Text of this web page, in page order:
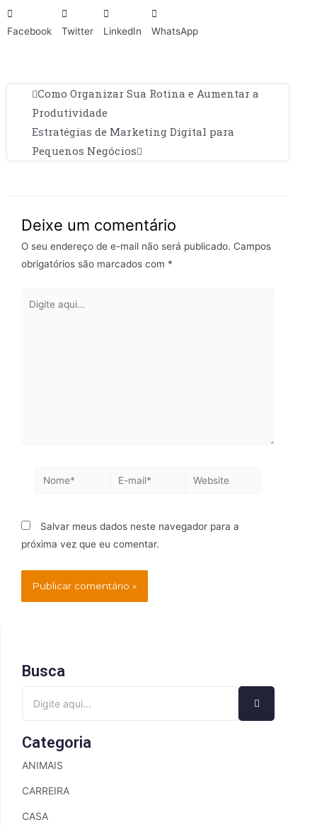
Facebook Twitter LinkedIn WhatsApp
Como Organizar Sua Rotina e Aumentar a
Produtividade
Estratégias de Marketing Digital para
Pequenos Negócios
Deixe um comentário
O seu endereço de e-mail não será publicado. Campos
obrigatórios são marcados com *
Salvar meus dados neste navegador para a
próxima vez que eu comentar.
Busca
Categoria
ANIMAIS
CARREIRA
CASA